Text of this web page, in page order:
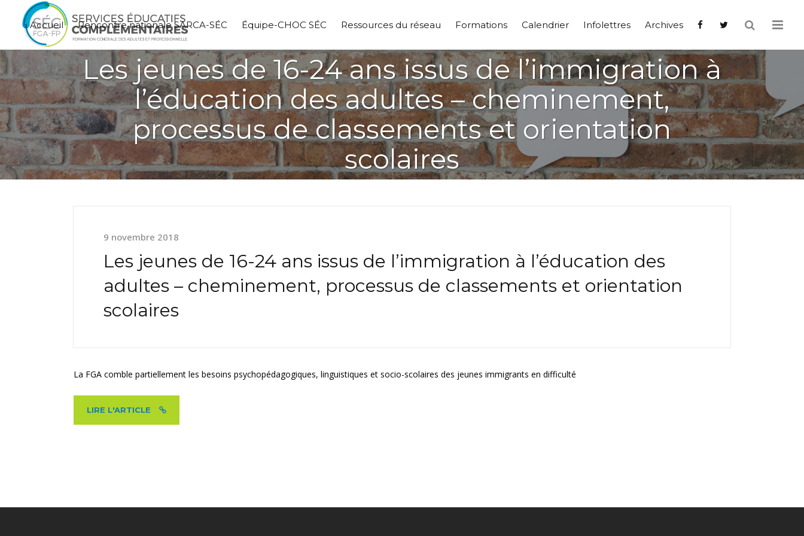
Accueil Rencontre nationale SARCA-SÉC Équipe-CHOC SÉC Ressources du réseau Formations Calendrier Infolettres Archives
Les jeunes de 16-24 ans issus de l’immigration à
l’éducation des adultes – cheminement,
processus de classements et orientation
scolaires
9 novembre 2018
Les jeunes de 16-24 ans issus de l’immigration à l’éducation des
adultes – cheminement, processus de classements et orientation
scolaires
La FGA comble partiellement les besoins psychopédagogiques, linguistiques et socio-scolaires des jeunes immigrants en difficulté
LIRE L'ARTICLE